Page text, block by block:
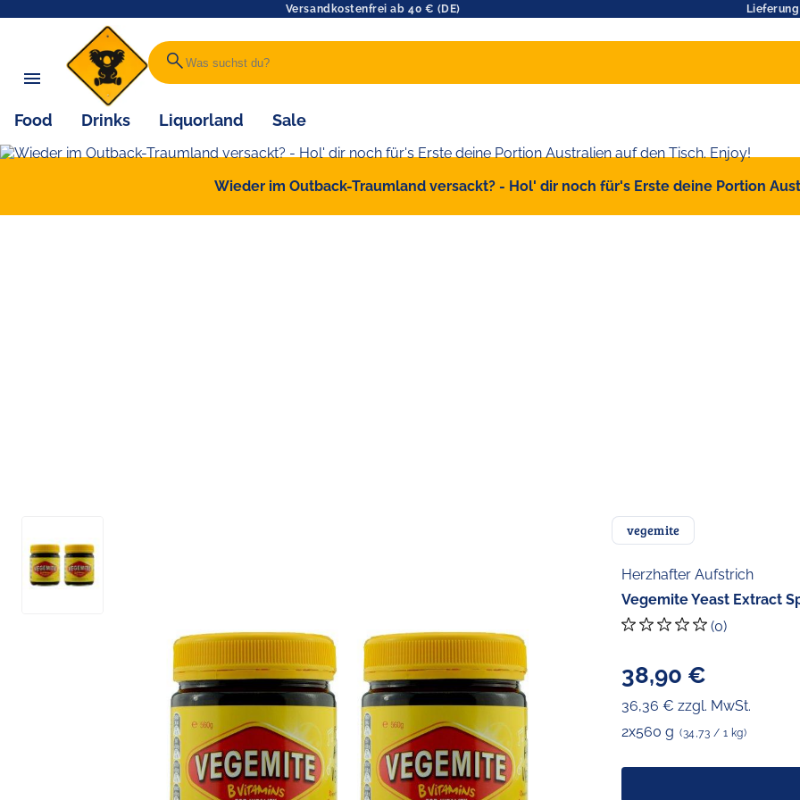
Versandkostenfrei ab 40 € (DE)
search
Food Drinks Liquorland Sale
Wieder im Outback-Traumland versackt? - Hol' dir noch für's Erste deine Portion
vegemite
Herzhafter Aufstrich
Vegemite Yeast Extract
(0)
38,90 €
36,36 € zzgl. MwSt.
2x560 g (34,73 / 1 kg)